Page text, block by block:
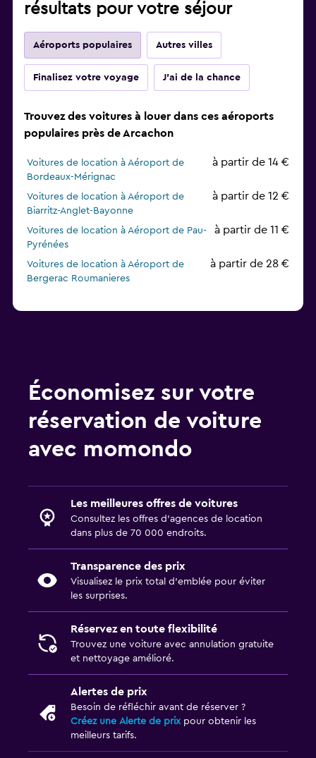
résultats pour votre séjour
Aéroports populaires Autres villes
Finalisez votre voyage J'ai de la chance
Trouvez des voitures à louer dans ces aéroports
populaires près de Arcachon
Voitures de location à Aéroport de
Bordeaux-Mérignac
à partir de 14 €
Voitures de location à Aéroport de
Biarritz-Anglet-Bayonne
à partir de 12 €
Voitures de location à Aéroport de Pau-
Pyrénées
à partir de 11 €
Voitures de location à Aéroport de
Bergerac Roumanieres
à partir de 28 €
Économisez sur votre
réservation de voiture
avec momondo
Les meilleures offres de voitures
Consultez les offres d’agences de location
dans plus de 70 000 endroits.
Transparence des prix
Visualisez le prix total d’emblée pour éviter
les surprises.
Réservez en toute flexibilité
Trouvez une voiture avec annulation gratuite
et nettoyage amélioré.
Alertes de prix
Besoin de réfléchir avant de réserver ?
Créez une Alerte de prixpour obtenir les
meilleurs tarifs.